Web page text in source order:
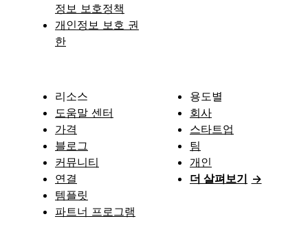
정보 보호정책
개인정보 보호 권
한
리소스
도움말 센터
가격
블로그
커뮤니티
연결
템플릿
파트너 프로그램
용도별
회사
스타트업
팀
개인
더 살펴보기 →